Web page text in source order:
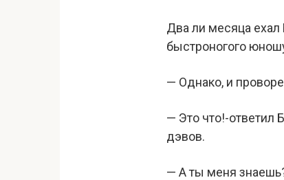
Два ли месяца
быстроногого
— Однако, и
— Это что!-ответил
дэвов.
— А ты меня